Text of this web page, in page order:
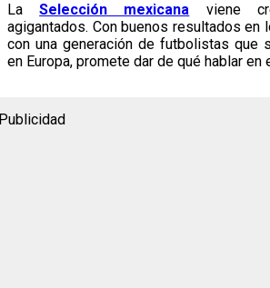
LaSelección mexicana viene
agigantados. Con buenos resultados en
con una generación de futbolistas que
en Europa, promete dar de qué hablar en